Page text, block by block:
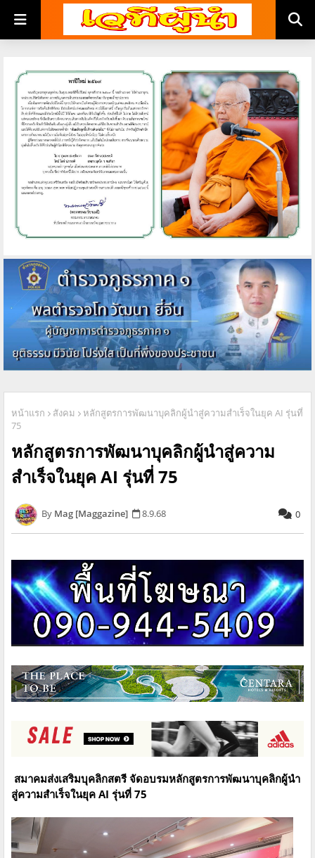
หน้าแรก สังคม
หลักสูตรการพัฒนาบุคลิกผู้นำสู่ความสำเร็จในยุค AI รุ่นที่
75
หลักสูตรการพัฒนาบุคลิกผู้นำสู่ความ
สำเร็จในยุค AI รุ่นที่ 75
Mag [Maggazine] 8.9.68 0
สมาคมส่งเสริมบุคลิกสตรี จัดอบรมหลักสูตรการพัฒนาบุคลิกผู้นำ
สู่ความสำเร็จในยุค AI รุ่นที่ 75